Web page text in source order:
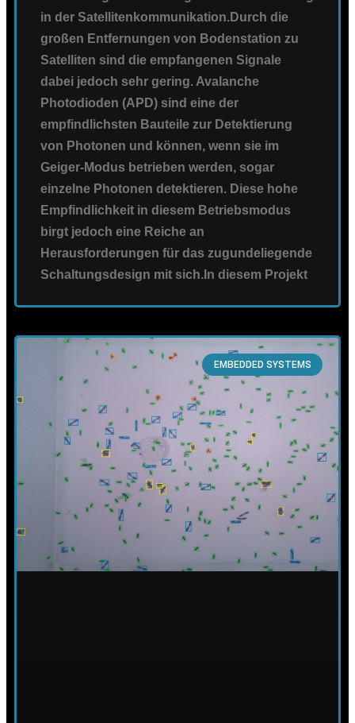
in der Satellitenkommunikation.Durch die
großen Entfernungen von Bodenstation zu
Satelliten sind die empfangenen Signale
dabei jedoch sehr gering. Avalanche
Photodioden (APD) sind eine der
empfindlichsten Bauteile zur Detektierung
von Photonen und können, wenn sie im
Geiger-Modus betrieben werden, sogar
einzelne Photonen detektieren. Diese hohe
Empfindlichkeit in diesem Betriebsmodus
birgt jedoch eine Reiche an
Herausforderungen für das zugundeliegende
Schaltungsdesign mit sich.In diesem Projekt
EMBEDDED SYSTEMS